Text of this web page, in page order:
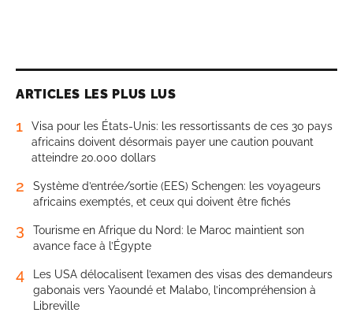
ARTICLES LES PLUS LUS
1
Visa pour les États-Unis: les ressortissants de ces 30 pays
africains doivent désormais payer une caution pouvant
atteindre 20.000 dollars
2
Système d’entrée/sortie (EES) Schengen: les voyageurs
africains exemptés, et ceux qui doivent être fichés
3
Tourisme en Afrique du Nord: le Maroc maintient son
avance face à l’Égypte
4
Les USA délocalisent l’examen des visas des demandeurs
gabonais vers Yaoundé et Malabo, l’incompréhension à
Libreville